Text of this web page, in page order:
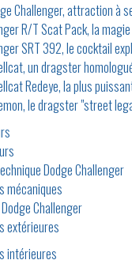
Challenger, attraction à
R/T Scat Pack, la
SRT 392, le cocktail
un dragster
Redeye, la plus
le dragster "street
Dodge Challenger
mécaniques
Challenger
extérieures
intérieures